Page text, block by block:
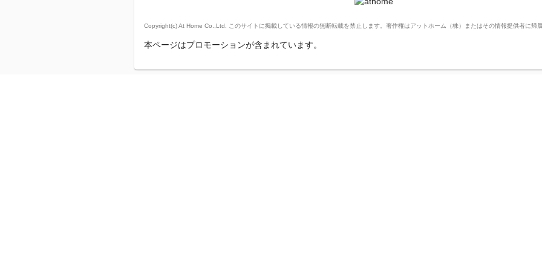
Copyright(c) At Home Co.,Ltd. このサイトに掲載している情報の無断転載を禁止します。著作権はアットホーム（株）またはその情報提供者に帰属
本ページはプロモーションが含まれています。